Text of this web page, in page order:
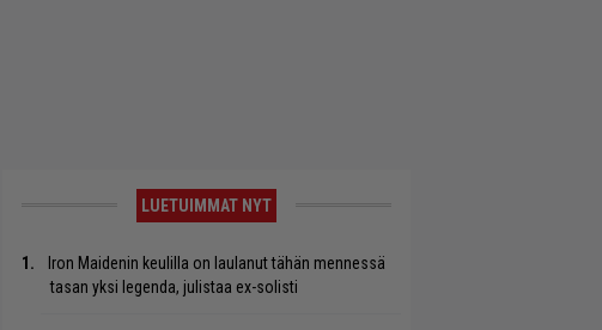
LUETUIMMAT NYT
Iron Maidenin keulilla on laulanut tähän mennessä
tasan yksi legenda, julistaa ex-solisti